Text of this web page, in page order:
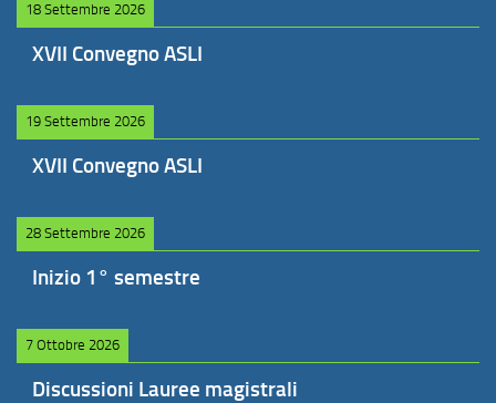
18 Settembre 2026
XVII Convegno ASLI
19 Settembre 2026
XVII Convegno ASLI
28 Settembre 2026
Inizio 1° semestre
7 Ottobre 2026
Discussioni Lauree magistrali